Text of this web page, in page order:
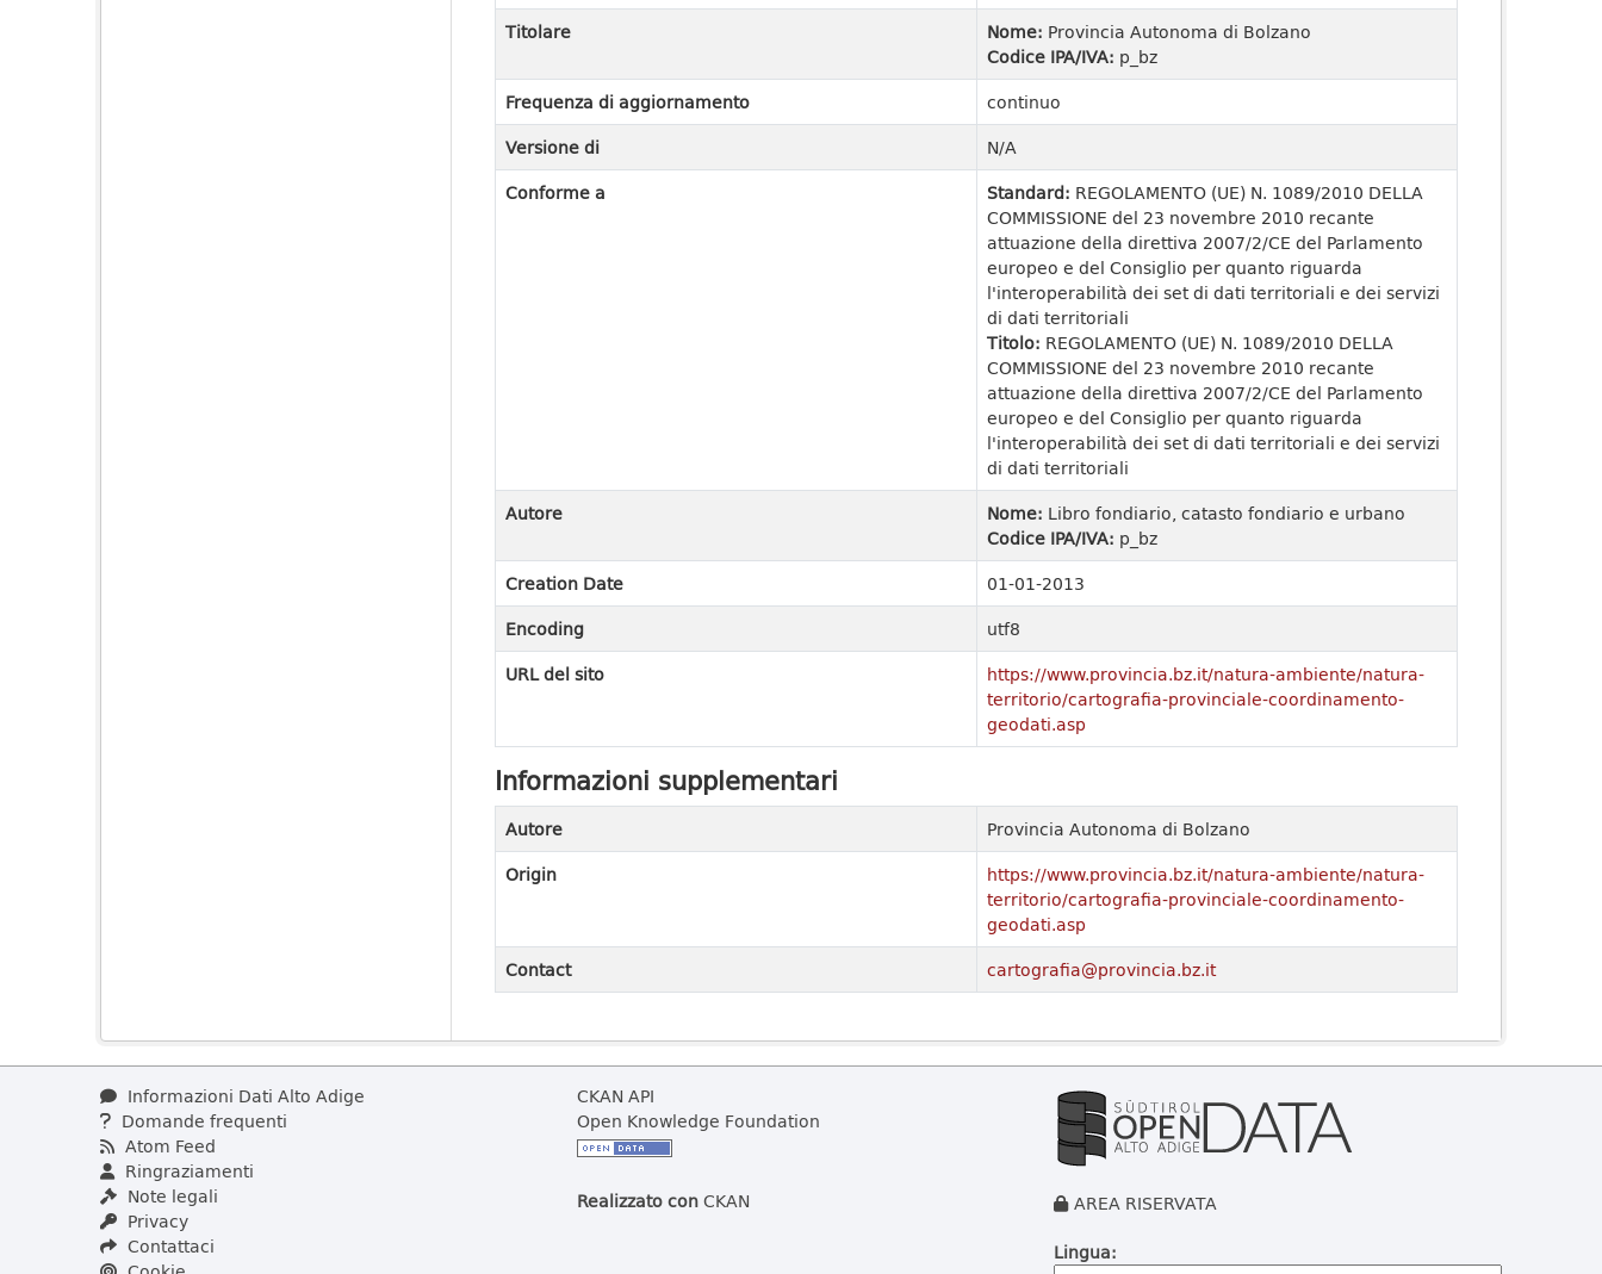
Titolare
Nome: Provincia Autonoma di Bolzano
Codice IPA/IVA: p_bz
Frequenza di aggiornamento
continuo
Versione di
N/A
Conforme a
Standard: REGOLAMENTO (UE) N. 1089/2010 DELLA
COMMISSIONE del 23 novembre 2010 recante
attuazione della direttiva 2007/2/CE del Parlamento
europeo e del Consiglio per quanto riguarda
l'interoperabilità dei set di dati territoriali e dei servizi
di dati territoriali
Titolo: REGOLAMENTO (UE) N. 1089/2010 DELLA
COMMISSIONE del 23 novembre 2010 recante
attuazione della direttiva 2007/2/CE del Parlamento
europeo e del Consiglio per quanto riguarda
l'interoperabilità dei set di dati territoriali e dei servizi
di dati territoriali
Autore
Nome: Libro fondiario, catasto fondiario e urbano
Codice IPA/IVA: p_bz
Creation Date
01-01-2013
Encoding
utf8
URL del sito
https://www.provincia.bz.it/natura-ambiente/natura-
territorio/cartografia-provinciale-coordinamento-
geodati.asp
Informazioni supplementari
Autore
Provincia Autonoma di Bolzano
Origin
https://www.provincia.bz.it/natura-ambiente/natura-
territorio/cartografia-provinciale-coordinamento-
geodati.asp
Contact
cartografia@provincia.bz.it
Informazioni Dati Alto Adige
Domande frequenti
Atom Feed
Ringraziamenti
Note legali
Privacy
Contattaci
CKAN API
Open Knowledge Foundation
Realizzato conCKAN
AREA RISERVATA
Lingua